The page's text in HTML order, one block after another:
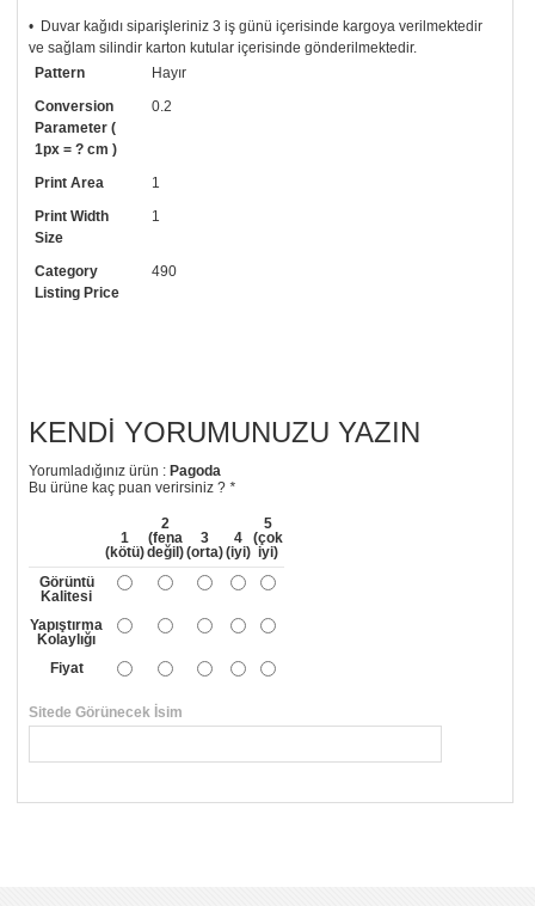
• Duvar kağıdı siparişleriniz 3 iş günü içerisinde kargoya verilmektedir
ve sağlam silindir karton kutular içerisinde gönderilmektedir.
• Tutkalınız, siparişiniz ile birlikte ücretsiz olarak gönderilecektir.
Uygulaması standart duvar kağıdı ile aynıdır. Siparişiniz ile birlikte
uygulama kılavuzu da gönderilecektir.
• Resimli duvar kağıdı modelinizi siyah beyaz renklerde istiyorsanız bizi
arayıp talebinizi iletebilirsiniz.
• Görselde düzenleme yaptırmak istiyorsanız yine bize telefon
numaramızdan ulaşabilirsiniz.
Pattern
Hayır
Conversion
Parameter (
1px = ? cm )
0.2
Print Area
1
Print Width
Size
1
Category
Listing Price
490
KENDI YORUMUNUZU YAZIN
Yorumladığınız ürün :Pagoda
Bu ürüne kaç puan verirsiniz ?*
1
(kötü)
2
(fena
değil)
3
(orta)
4
(iyi)
5
(çok
iyi)
Görüntü
Kalitesi
Yapıştırma
Kolaylığı
Fiyat
Sitede Görünecek İsim